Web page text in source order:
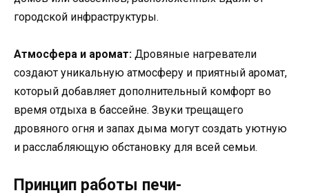
городской инфраструктуры.
Атмосфера и аромат: Дровяные нагреватели
создают уникальную атмосферу и приятный аромат,
который добавляет дополнительный комфорт во
время отдыха в бассейне. Звуки трещащего
дровяного огня и запах дыма могут создать уютную
и расслабляющую обстановку для всей семьи.
Принцип работы печи-